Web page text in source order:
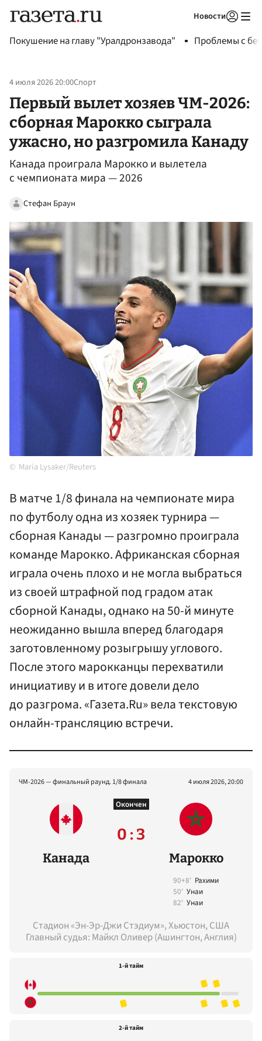
Новости
Покушение на главу "Уралдронзавода" Проблемы с
4 июля 2026 20:00Спорт
Первый вылет хозяев ЧМ-2026:
сборная Марокко сыграла
ужасно, но разгромила Канаду
Канада проиграла Марокко и вылетела
с чемпионата мира — 2026
Стефан Браун
Maria Lysaker/Reuters
В матче 1/8 финала на чемпионате мира
по футболу одна из хозяек турнира —
сборная Канады — разгромно проиграла
команде Марокко. Африканская сборная
играла очень плохо и не могла выбраться
из своей штрафной под градом атак
сборной Канады, однако на 50-й минуте
неожиданно вышла вперед благодаря
заготовленному розыгрышу углового.
После этого марокканцы перехватили
инициативу и в итоге довели дело
до разгрома. «Газета.Ru» вела текстовую
онлайн-трансляцию встречи.
ЧМ-2026 — финальный раунд. 1/8 финала 4 июля 2026, 20:00
Канада
Окончен
0 : 3
Марокко
90+8' Рахими
50' Унаи
82' Унаи
Стадион «Эн-Эр-Джи Стэдиум», Хьюстон, США
Главный судья: Майкл Оливер (Ашингтон, Англия)
1-й тайм
2-й тайм